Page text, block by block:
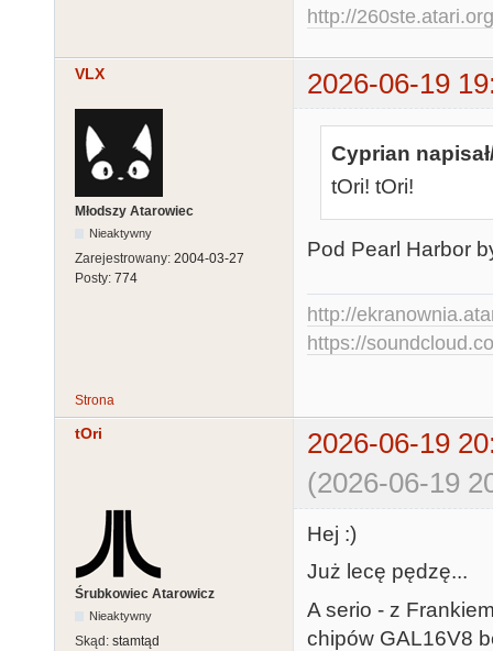
http://260ste.atari.org
VLX 2026-06-19
Młodszy Atarowiec
Nieaktywny
Zarejestrowany: 2004-03-27
Posty: 774
Cyprian
tOri! tOri!
Pod Pearl Harbor
http://
https://
Strona
tOri
2026-06-19
(2026-06-19
Śrubkowiec Atarowicz
Nieaktywny
Skąd: stamtąd
Hej :)
Już lecę pędzę...
A serio - z
chipów GAL16V8